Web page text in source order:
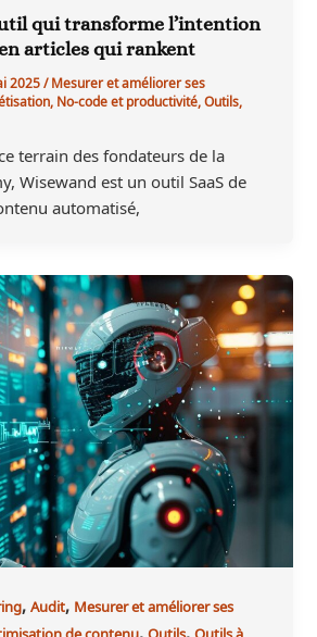
qui transforme l’intention
articles qui rankent
2025/Mesurer et améliorer ses
,No-code et productivité,Outils,
terrain des fondateurs de la
Wisewand est un outil SaaS de
automatisé,
,Audit, Mesurer et améliorer ses
de contenu,Outils,Outils à